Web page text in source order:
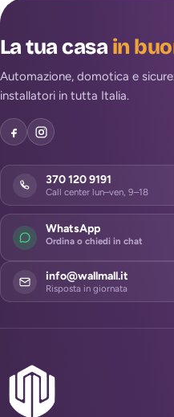
La tua casain
Automazione, domotica e
installatori in tutta Italia.
370 120 9191
Call center lun–ven, 9–18
WhatsApp
Ordina o chiedi in chat
info@wallmall.it
Risposta in giornata